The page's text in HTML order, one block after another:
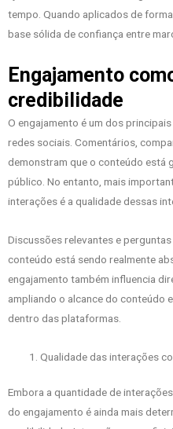
tempo. Quando aplicados de
base sólida de confiança entre
Engajamento
credibilidade
O engajamento é um dos
redes sociais. Comentários,
demonstram que o conteúdo está
público. No entanto, mais
interações é a qualidade dessas
Discussões relevantes e
conteúdo está sendo realmente
engajamento também influencia
ampliando o alcance do conteúdo
dentro das plataformas.
Qualidade das interações
Embora a quantidade de
do engajamento é ainda mais